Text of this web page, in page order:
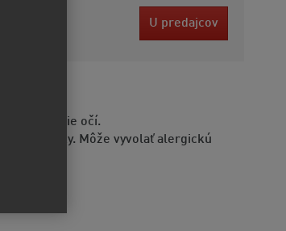
U predajcov
poškodenie očí.
látky. Môže vyvolať alergickú